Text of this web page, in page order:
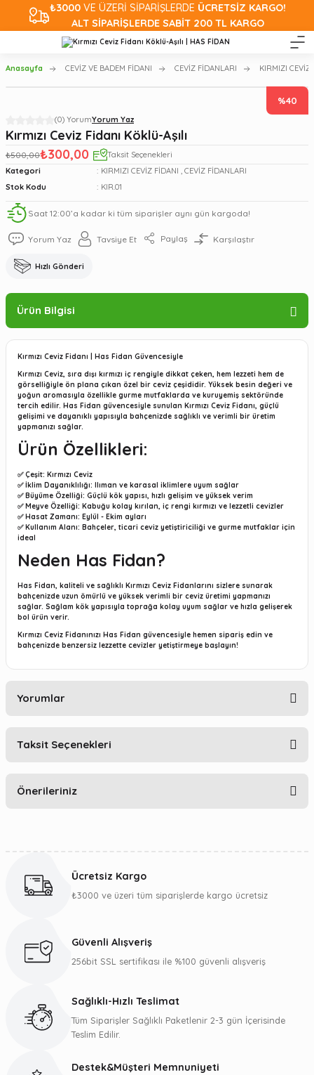
₺3000VE ÜZERİ SİPARİŞLERDE ÜCRETSİZ KARGO!
ALT SİPARİŞLERDE SABİT 200 TL KARGO
Anasayfa CEVİZ VE BADEM FİDANI CEVİZ FİDANLARI KIRMIZI CEVİZ
%40
(0) YorumYorum Yaz
Kırmızı Ceviz Fidanı Köklü-Aşılı
₺500,00₺300,00
Taksit Seçenekleri
Kategori
KIRMIZI CEVİZ FİDANI , CEVİZ FİDANLARI
Stok Kodu
KIR.01
Saat 12:00’a kadar ki tüm siparişler aynı gün kargoda!
Yorum Yaz Tavsiye Et Paylaş Karşılaştır
Hızlı Gönderi
Ürün Bilgisi
Kırmızı Ceviz Fidanı | Has Fidan Güvencesiyle
Kırmızı Ceviz, sıra dışı kırmızı iç rengiyle dikkat çeken, hem lezzeti hem de
görselliğiyle ön plana çıkan özel bir ceviz çeşididir. Yüksek besin değeri ve
yoğun aromasıyla özellikle gurme mutfaklarda ve kuruyemiş sektöründe
tercih edilir. Has Fidan güvencesiyle sunulan Kırmızı Ceviz Fidanı, güçlü
gelişimi ve dayanıklı yapısıyla bahçenizde sağlıklı ve verimli bir üretim
yapmanızı sağlar.
Ürün Özellikleri:
✅Çeşit: Kırmızı Ceviz
✅İklim Dayanıklılığı: Ilıman ve karasal iklimlere uyum sağlar
✅Büyüme Özelliği: Güçlü kök yapısı, hızlı gelişim ve yüksek verim
✅Meyve Özelliği: Kabuğu kolay kırılan, iç rengi kırmızı ve lezzetli cevizler
✅Hasat Zamanı: Eylül - Ekim ayları
✅Kullanım Alanı: Bahçeler, ticari ceviz yetiştiriciliği ve gurme mutfaklar için
ideal
Neden Has Fidan?
Has Fidan, kaliteli ve sağlıklı Kırmızı Ceviz Fidanlarını sizlere sunarak
bahçenizde uzun ömürlü ve yüksek verimli bir ceviz üretimi yapmanızı
sağlar. Sağlam kök yapısıyla toprağa kolay uyum sağlar ve hızla gelişerek
bol ürün verir.
Kırmızı Ceviz Fidanınızı Has Fidan güvencesiyle hemen sipariş edin ve
bahçenizde benzersiz lezzette cevizler yetiştirmeye başlayın!
Yorumlar
Taksit Seçenekleri
Önerileriniz
Görüş ve önerileriniz için teşekkür ederiz.
Ürün bilgilerinde hatalar bulunuyor.
Ücretsiz Kargo
₺3000 ve üzeri tüm siparişlerde kargo ücretsiz
Güvenli Alışveriş
256bit SSL sertifikası ile %100 güvenli alışveriş
Sağlıklı-Hızlı Teslimat
Tüm Siparişler Sağlıklı Paketlenir 2-3 gün İçerisinde
Teslim Edilir.
Destek&Müşteri Memnuniyeti